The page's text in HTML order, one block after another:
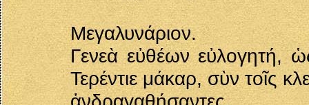
Μεγαλυνάριον.
Γενεὰ εὐθέων εὐλογητή,
Τερέντιε μάκαρ, σὺν τοῖς